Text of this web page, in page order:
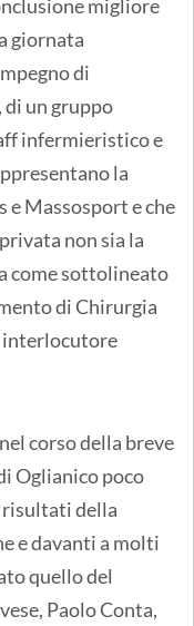
migliore
giornata
di
di un gruppo
infermieristico e
la
e Massosport e che
non sia la
come sottolineato
di Chirurgia
interlocutore
corso della breve
Oglianico poco
risultati della
e davanti a molti
quello del
Paolo Conta,